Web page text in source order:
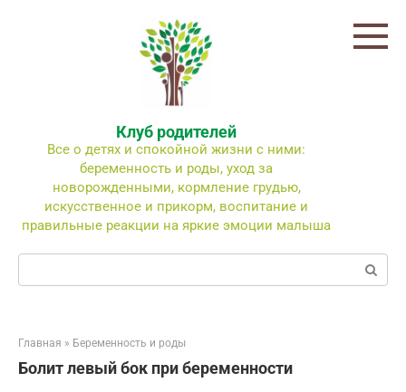
Клуб родителей
Все о детях и спокойной жизни с ними:
беременность и роды, уход за
новорожденными, кормление грудью,
искусственное и прикорм, воспитание и
правильные реакции на яркие эмоции малыша
Поиск:
Главная » Беременность и роды
Болит левый бок при беременности